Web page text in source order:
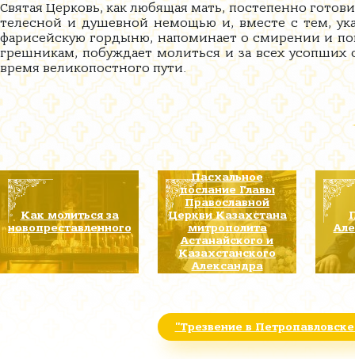
Святая Церковь, как любящая мать, постепенно
телесной и душевной немощью и, вместе с тем,
фарисейскую гордыню, напоминает о смирении и
грешникам, побуждает молиться и за всех
время великопостного пути.
Как молиться за
новопреставленного
Пасхальное
послание Главы
Православной
Церкви Казахстана
митрополита
Астанайского и
Казахстанского
Александра
"Трезвение в